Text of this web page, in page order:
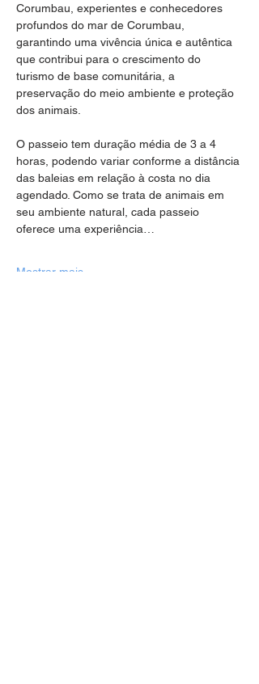
Corumbau, experientes e conhecedores
profundos do mar de Corumbau,
garantindo uma vivência única e autêntica
que contribui para o crescimento do
turismo de base comunitária, a
preservação do meio ambiente e proteção
dos animais.
O passeio tem duração média de 3 a 4
horas, podendo variar conforme a distância
das baleias em relação à costa no dia
agendado. Como se trata de animais em
seu ambiente natural, cada passeio
oferece uma experiência…
Mostrar mais